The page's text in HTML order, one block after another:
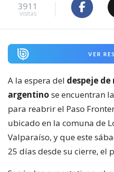
3911
visitas
VER
A la espera del despeje de
argentino se encuentran
para reabrir el Paso
ubicado en la comuna de
Valparaíso, y que este
25 días desde su cierre, el